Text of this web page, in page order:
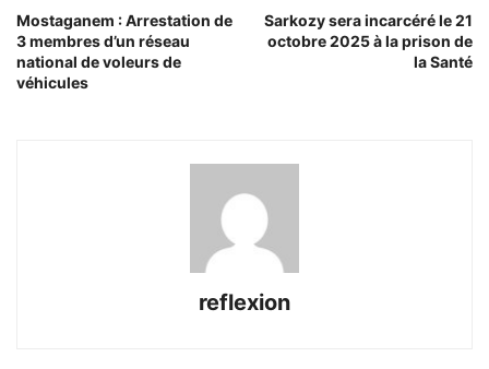
Mostaganem : Arrestation de
3 membres d’un réseau
national de voleurs de
véhicules
Sarkozy sera incarcéré le 21
octobre 2025 à la prison de
la Santé
reflexion